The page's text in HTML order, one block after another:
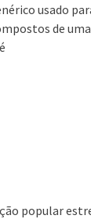
usado
de
popular